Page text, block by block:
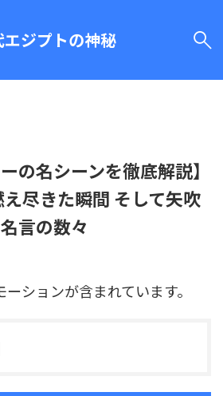
エジプトの神秘
の名シーンを徹底解説】
尽きた瞬間 そして矢吹
言の数々
ションが含まれています。